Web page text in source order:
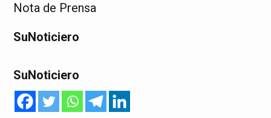
Nota de Prensa
SuNoticiero
SuNoticiero